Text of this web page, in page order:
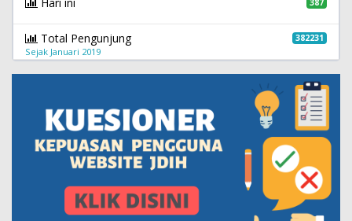
387
Total Pengunjung 382231
Sejak Januari 2019